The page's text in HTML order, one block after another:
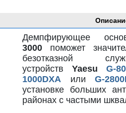
Демпфирующее
3000 поможет
безотказной
устройств Yaesu G-
1000DXA или G-
установке больших
районах с частыми